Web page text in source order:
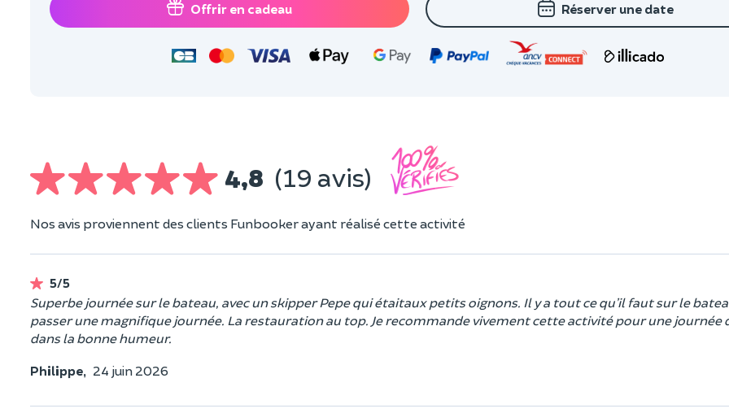
Offrir en cadeau Réserver une date
4,8 (19 avis)
Nos avis proviennent des clients Funbooker ayant réalisé cette activité
5/5
Superbe journée sur le bateau, avec un skipper Pepe qui étaitaux petits oignons. Il y a tout ce qu’il faut sur le
passer une magnifique journée. La restauration au top. Je recommande vivement cette activité pour une journée
dans la bonne humeur.
Philippe, 24 juin 2026